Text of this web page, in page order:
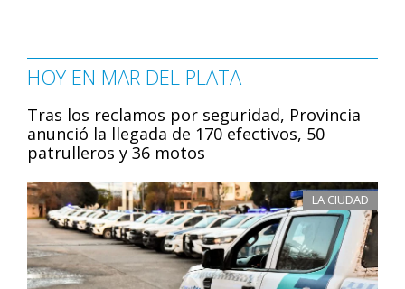
HOY EN MAR DEL PLATA
Tras los reclamos por seguridad, Provincia
anunció la llegada de 170 efectivos, 50
patrulleros y 36 motos
LA CIUDAD